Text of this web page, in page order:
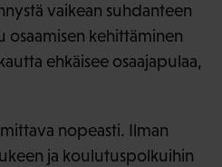
vaikean suhdanteen
osaamisen kehittäminen
ehkäisee osaajapulaa,
nopeasti. Ilman
ja koulutuspolkuihin